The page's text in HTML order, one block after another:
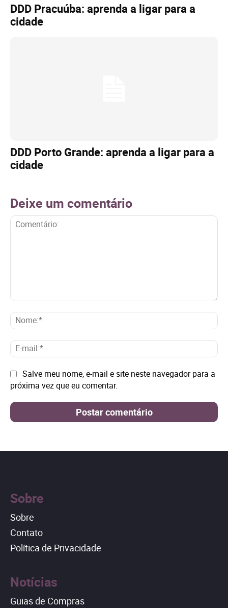
DDD Pracuúba: aprenda a ligar para a
cidade
DDD Porto Grande: aprenda a ligar para a
cidade
Deixe um comentário
E-
Site: Salve meu nome, e-mail e site neste navegador para a
próxima vez que eu comentar.
Sobre
Sobre
Contato
Política de Privacidade
Notícias
Guias de Compras